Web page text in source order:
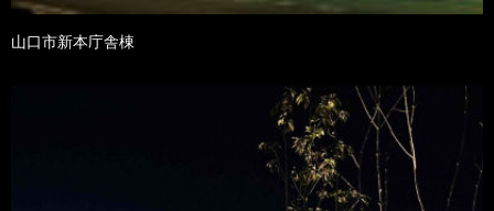
山口市新本庁舎棟